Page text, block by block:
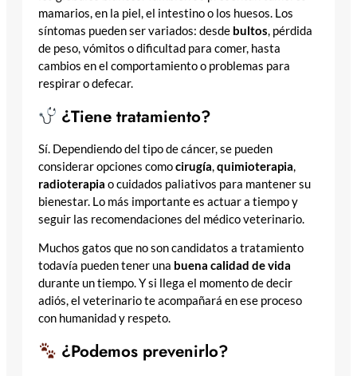
mamarios, en la piel, el intestino o los huesos. Los
síntomas pueden ser variados: desde bultos, pérdida
de peso, vómitos o dificultad para comer, hasta
cambios en el comportamiento o problemas para
respirar o defecar.
¿Tiene tratamiento?
Sí. Dependiendo del tipo de cáncer, se pueden
considerar opciones comocirugía,quimioterapia,
radioterapia o cuidados paliativos para mantener su
bienestar. Lo más importante es actuar a tiempo y
seguir las recomendaciones del médico veterinario.
Muchos gatos que no son candidatos a tratamiento
todavía pueden tener una buena calidad de vida
durante un tiempo. Y si llega el momento de decir
adiós, el veterinario te acompañará en ese proceso
con humanidad y respeto.
¿Podemos prevenirlo?